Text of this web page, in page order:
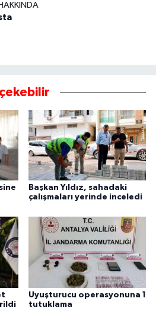
Başkan Yıldız, sahadaki
çalışmaları yerinde inceledi
Uyuşturucu operasyonuna 1
tutuklama